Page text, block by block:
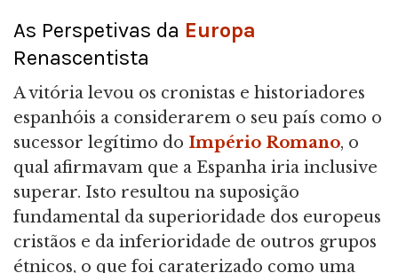
As Perspetivas da Europa
Renascentista
A vitória levou os cronistas e historiadores
espanhóis a considerarem o seu país como o
sucessor legítimo do Império Romano, o
qual afirmavam que a Espanha iria inclusive
superar. Isto resultou na suposição
fundamental da superioridade dos europeus
cristãos e da inferioridade de outros grupos
étnicos, o que foi caraterizado como uma